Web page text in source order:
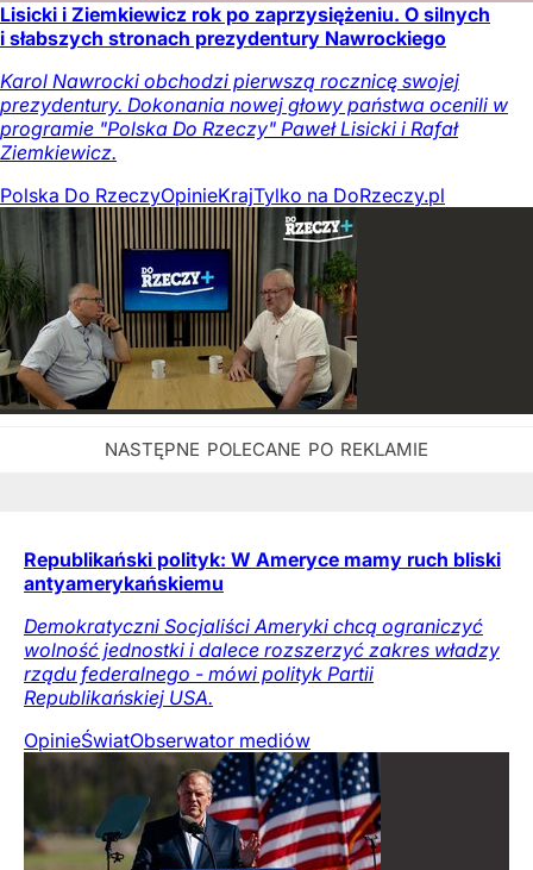
Lisicki i Ziemkiewicz rok po zaprzysiężeniu. O silnych
i słabszych stronach prezydentury Nawrockiego
Karol Nawrocki obchodzi pierwszą rocznicę swojej
prezydentury. Dokonania nowej głowy państwa ocenili w
programie "Polska Do Rzeczy" Paweł Lisicki i Rafał
Ziemkiewicz.
Polska Do RzeczyOpinieKrajTylko na DoRzeczy.pl
Republikański polityk: W Ameryce mamy ruch bliski
antyamerykańskiemu
Demokratyczni Socjaliści Ameryki chcą ograniczyć
wolność jednostki i dalece rozszerzyć zakres władzy
rządu federalnego - mówi polityk Partii
Republikańskiej USA.
OpinieŚwiatObserwator mediów